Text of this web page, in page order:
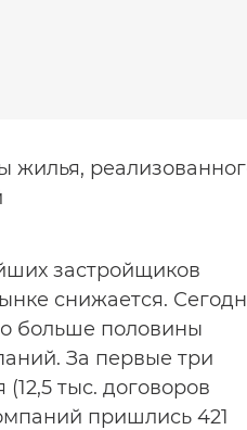
жилья,
застройщиков
снижается.
больше половины
За первые три
тыс. договоров
пришлись 421